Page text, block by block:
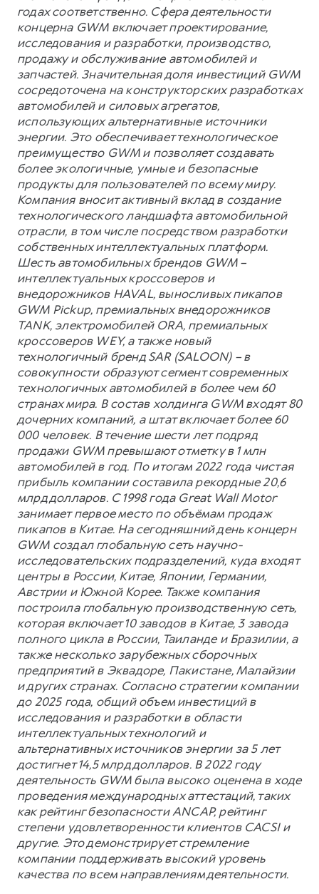
годах соответственно. Сфера деятельности
концерна GWM включает проектирование,
исследования и разработки, производство,
продажу и обслуживание автомобилей и
запчастей. Значительная доля инвестиций GWM
сосредоточена на конструкторских разработках
автомобилей и силовых агрегатов,
использующих альтернативные источники
энергии. Это обеспечивает технологическое
преимущество GWM и позволяет создавать
более экологичные, умные и безопасные
продукты для пользователей по всему миру.
Компания вносит активный вклад в создание
технологического ландшафта автомобильной
отрасли, в том числе посредством разработки
собственных интеллектуальных платформ.
Шесть автомобильных брендов GWM –
интеллектуальных кроссоверов и
внедорожников HAVAL, выносливых пикапов
GWM Pickup, премиальных внедорожников
TANK, электромобилей ORA, премиальных
кроссоверов WEY, а также новый
технологичный бренд SAR (SALOON) – в
совокупности образуют сегмент современных
технологичных автомобилей в более чем 60
странах мира. В состав холдинга GWM входят 80
дочерних компаний, а штат включает более 60
000 человек. В течение шести лет подряд
продажи GWM превышают отметку в 1 млн
автомобилей в год. По итогам 2022 года чистая
прибыль компании составила рекордные 20,6
млрд долларов. С 1998 года Great Wall Motor
занимает первое место по объёмам продаж
пикапов в Китае. На сегодняшний день концерн
GWM создал глобальную сеть научно-
исследовательских подразделений, куда входят
центры в России, Китае, Японии, Германии,
Австрии и Южной Корее. Также компания
построила глобальную производственную сеть,
которая включает 10 заводов в Китае, 3 завода
полного цикла в России, Таиланде и Бразилии, а
также несколько зарубежных сборочных
предприятий в Эквадоре, Пакистане, Малайзии
и других странах. Согласно стратегии компании
до 2025 года, общий объем инвестиций в
исследования и разработки в области
интеллектуальных технологий и
альтернативных источников энергии за 5 лет
достигнет 14,5 млрд долларов. В 2022 году
деятельность GWM была высоко оценена в ходе
проведения международных аттестаций, таких
как рейтинг безопасности ANCAP, рейтинг
степени удовлетворенности клиентов CACSI и
другие. Это демонстрирует стремление
компании поддерживать высокий уровень
качества по всем направлениям деятельности.